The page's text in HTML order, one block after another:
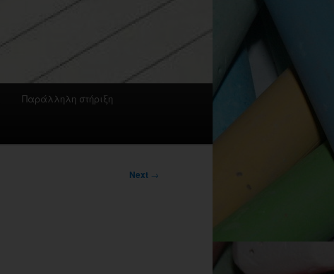
Παράλληλη στήριξη
Next →